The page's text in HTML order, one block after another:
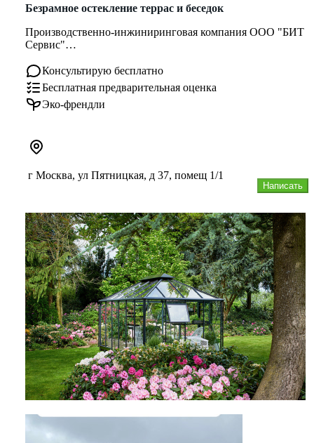
Безрамное остекление террас и беседок
Производственно-инжиниринговая компания ООО "БИТ
Сервис"
представительство финског...
Консультирую бесплатно
Бесплатная предварительная оценка
Эко-френдли
Написать
г Москва, ул Пятницкая, д 37, помещ 1/1